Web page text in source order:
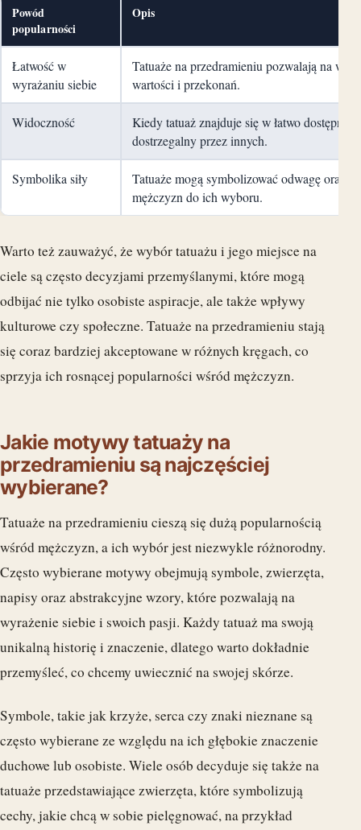
Powód
popularności
Opis
Łatwość w
wyrażaniu siebie
Tatuaże na przedramieniu pozwalają na
wartości i przekonań.
Widoczność
Kiedy tatuaż znajduje się w łatwo
dostrzegalny przez innych.
Symbolika siły
Tatuaże mogą symbolizować odwagę oraz
mężczyzn do ich wyboru.
Warto też zauważyć, że wybór tatuażu i jego miejsce na
ciele są często decyzjami przemyślanymi, które mogą
odbijać nie tylko osobiste aspiracje, ale także wpływy
kulturowe czy społeczne. Tatuaże na przedramieniu stają
się coraz bardziej akceptowane w różnych kręgach, co
sprzyja ich rosnącej popularności wśród mężczyzn.
Jakie motywy tatuaży na
przedramieniu są najczęściej
wybierane?
Tatuaże na przedramieniu cieszą się dużą popularnością
wśród mężczyzn, a ich wybór jest niezwykle różnorodny.
Często wybierane motywy obejmują symbole, zwierzęta,
napisy oraz abstrakcyjne wzory, które pozwalają na
wyrażenie siebie i swoich pasji. Każdy tatuaż ma swoją
unikalną historię i znaczenie, dlatego warto dokładnie
przemyśleć, co chcemy uwiecznić na swojej skórze.
Symbole, takie jak krzyże, serca czy znaki nieznane są
często wybierane ze względu na ich głębokie znaczenie
duchowe lub osobiste. Wiele osób decyduje się także na
tatuaże przedstawiające zwierzęta, które symbolizują
cechy, jakie chcą w sobie pielęgnować, na przykład